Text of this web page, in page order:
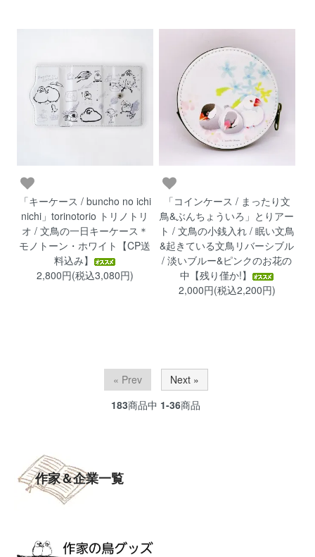
「キーケース / buncho no ichi
nichi」torinotorio トリノトリ
オ / 文鳥の一日キーケース＊
モノトーン・ホワイト【CP送
料込み】
2,800円(税込3,080円)
「コインケース / まったり文
鳥&ぶんちょういろ」とりアー
ト / 文鳥の小銭入れ / 眠い文鳥
&起きている文鳥リバーシブル
/ 淡いブルー&ピンクのお花の
中【残り僅か!】
2,000円(税込2,200円)
« Prev
Next »
183商品中 1-36商品
作家＆企業一覧